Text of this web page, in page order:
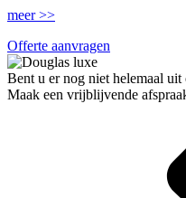
meer >>
Offerte aanvragen
Bent u er nog niet helemaal
Maak een vrijblijvende